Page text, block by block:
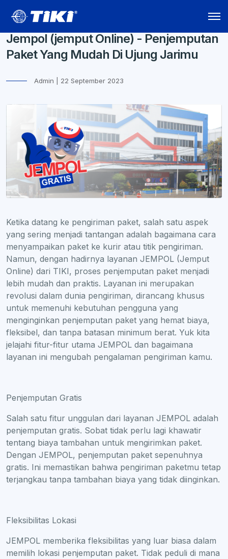
Jempol (jemput Online) - Penjemputan
Paket Yang Mudah Di Ujung Jarimu
Admin | 22 September 2023
Ketika datang ke pengiriman paket, salah satu aspek
yang sering menjadi tantangan adalah bagaimana cara
menyampaikan paket ke kurir atau titik pengiriman.
Namun, dengan hadirnya layanan JEMPOL (Jemput
Online) dari TIKI, proses penjemputan paket menjadi
lebih mudah dan praktis. Layanan ini merupakan
revolusi dalam dunia pengiriman, dirancang khusus
untuk memenuhi kebutuhan pengguna yang
menginginkan penjemputan paket yang hemat biaya,
fleksibel, dan tanpa batasan minimum berat. Yuk kita
jelajahi fitur-fitur utama JEMPOL dan bagaimana
layanan ini mengubah pengalaman pengiriman kamu.
Penjemputan Gratis
Salah satu fitur unggulan dari layanan JEMPOL adalah
penjemputan gratis. Sobat tidak perlu lagi khawatir
tentang biaya tambahan untuk mengirimkan paket.
Dengan JEMPOL, penjemputan paket sepenuhnya
gratis. Ini memastikan bahwa pengiriman paketmu tetap
terjangkau tanpa tambahan biaya yang tidak diinginkan.
Fleksibilitas Lokasi
JEMPOL memberika fleksibilitas yang luar biasa dalam
memilih lokasi penjemputan paket. Tidak peduli di mana